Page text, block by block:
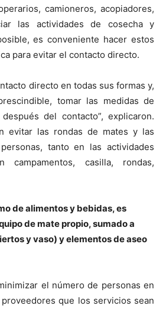
camioneros, acopiadores,
las actividades de cosecha y
es conveniente hacer estos
para evitar el contacto directo.
directo en todas sus formas y,
tomar las medidas de
del contacto”, explicaron.
evitar las rondas de mates y las
tanto en las actividades
campamentos, casilla, rondas,
de alimentos y bebidas, es
de mate propio, sumado a
y vaso) y elementos de aseo
el número de personas en
que los servicios sean